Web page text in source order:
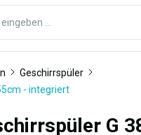
Geschirrspüler
- integriert
G